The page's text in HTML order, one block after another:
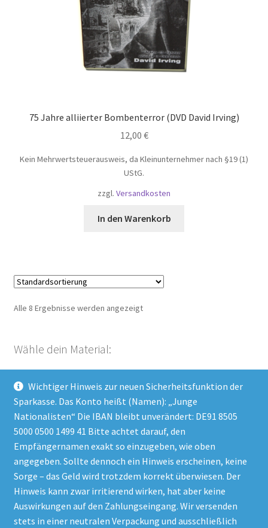
Wichtiger Hinweis zur neuen Sicherheitsfunktion der
Sparkasse. Das Konto heißt (Namen): „Junge
Nationalisten“ Die IBAN bleibt unverändert: DE91 8505
5000 0500 1499 41 Bitte achtet darauf, den
Empfängernamen exakt so einzugeben, wie oben
angegeben. Sollte dennoch ein Hinweis erscheinen, keine
Sorge – das Geld wird trotzdem korrekt überwiesen. Der
Hinweis kann zwar irritierend wirken, hat aber keine
Auswirkungen auf den Zahlungseingang. Wir versenden
stets in einer neutralen Verpackung und ausschließlich
75 Jahre alliierter Bombenterror (DVD David Irving)
12,00 €
Kein Mehrwertsteuerausweis, da Kleinunternehmer nach §19 (1)
UStG.
zzgl. Versandkosten
In den Warenkorb
Alle 8 Ergebnisse werden angezeigt
Wähle dein Material:
×
Dresden-Gedenken (8)
Impressum
Datenschutzerklärung
AGB